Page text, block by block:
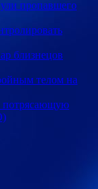
пропавшего
близнецов
телом на
потрясающую